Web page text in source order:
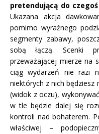
pretendującą do
Ukazana akcja
pomimo wyraźnego
segmenty zabawy,
sobą łączą. Scenki
przeważającej mierze na
ciąg wydarzeń nie razi
niektórych z nich będziesz
(widok z oczu),
w tle będzie dalej się
kontroli nad bohaterem.
właściwej –